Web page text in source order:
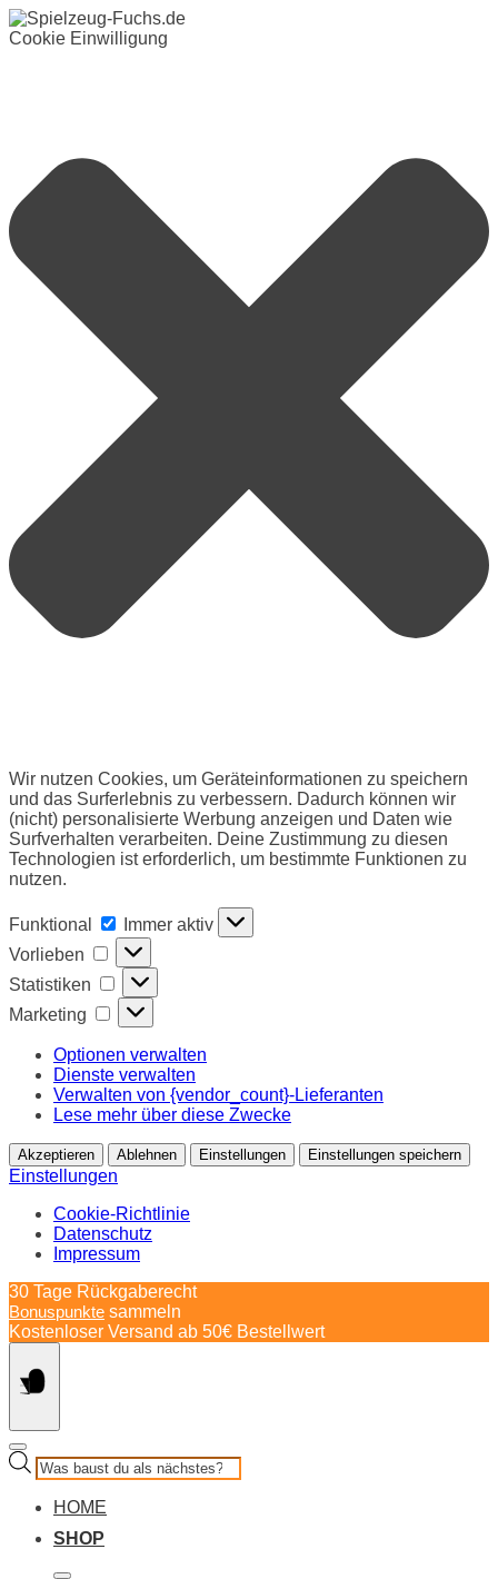
Cookie Einwilligung
Wir nutzen Cookies, um Geräteinformationen zu speichern
und das Surferlebnis zu verbessern. Dadurch können wir
(nicht) personalisierte Werbung anzeigen und Daten wie
Surfverhalten verarbeiten. Deine Zustimmung zu diesen
Technologien ist erforderlich, um bestimmte Funktionen zu
nutzen.
Funktional Funktional
Immer aktiv
Vorlieben
Vorlieben
Statistiken Statistiken
Marketing Marketing
Optionen verwalten
Dienste verwalten
Verwalten von {vendor_count}-Lieferanten
Lese mehr über diese Zwecke
Akzeptieren Ablehnen Einstellungen Einstellungen speichern
Einstellungen
Cookie-Richtlinie
Datenschutz
Impressum
Springe
zum
Inhalt
30 Tage Rückgaberecht
Bonuspunkte sammeln
Kostenloser Versand ab 50€ Bestellwert
Products
search
HOME
SHOP